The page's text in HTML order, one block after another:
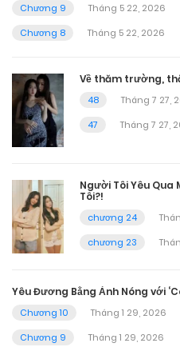
Chương 9
Tháng 5 22, 2026
Chương 8
Tháng 5 22, 2026
Về thăm trường,
48
Tháng 7 27,
47
Tháng 7 27,
Người Tôi Yêu Qua
Tôi?!
chương 24
chương 23
Yêu Đương Bằng Ảnh Nóng với
Chương 10
Tháng 1 29, 2026
Chương 9
Tháng 1 29, 2026